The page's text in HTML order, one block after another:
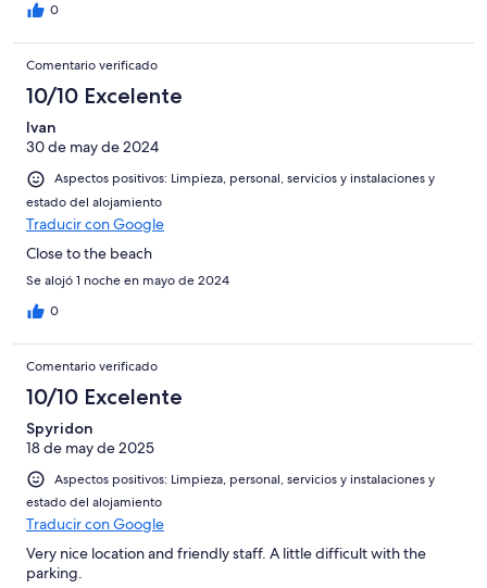
0
Comentario verificado
10/10 Excelente
Ivan
30 de may de 2024
Aspectos positivos: Limpieza, personal, servicios y instalaciones y
estado del alojamiento
Traducir con Google
Close to the beach
Se alojó 1 noche en mayo de 2024
0
Comentario verificado
10/10 Excelente
Spyridon
18 de may de 2025
Aspectos positivos: Limpieza, personal, servicios y instalaciones y
estado del alojamiento
Traducir con Google
Very nice location and friendly staff. A little difficult with the
parking.